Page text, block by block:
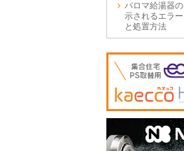
パロマ給湯器
示されるエラ
と処置方法